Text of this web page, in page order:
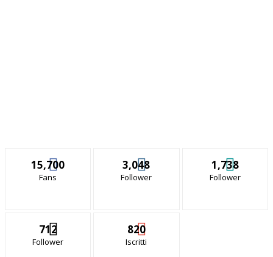
15,700
Fans
3,048
Follower
1,738
Follower
712
Follower
820
Iscritti